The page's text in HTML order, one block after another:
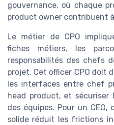
gouvernance, où chaque
product owner contribuent
Le métier de CPO
fiches métiers, les
responsabilités des chefs
projet. Cet officer CPO doit
les interfaces entre chef
head product, et sécuriser
des équipes. Pour un
solide réduit les frictions